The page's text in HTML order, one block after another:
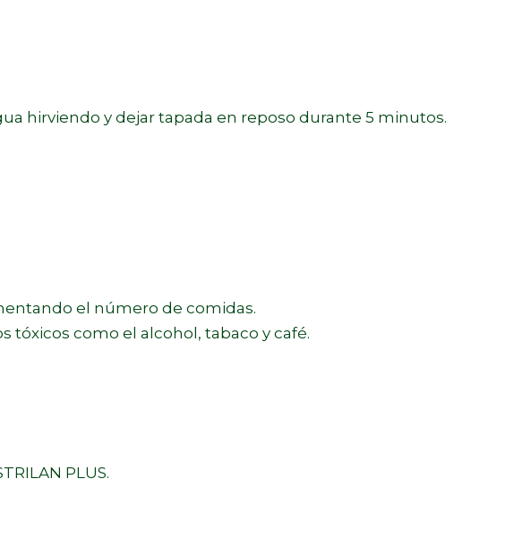
hirviendo y dejar tapada en reposo durante 5 minutos.
el número de comidas.
como el alcohol, tabaco y café.
PLUS.